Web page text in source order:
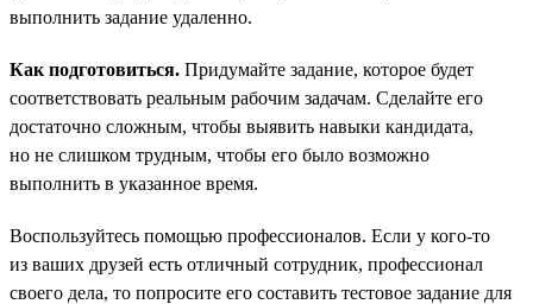
выполнить задание удаленно.
Как подготовиться. Придумайте задание, которое будет
соответствовать реальным рабочим задачам. Сделайте его
достаточно сложным, чтобы выявить навыки кандидата,
но не слишком трудным, чтобы его было возможно
выполнить в указанное время.
Воспользуйтесь помощью профессионалов. Если у кого-то
из ваших друзей есть отличный сотрудник, профессионал
своего дела, то попросите его составить тестовое задание для